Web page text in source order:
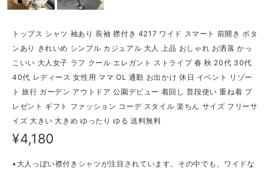
トップス シャツ 袖あり 長袖 襟付き 4217 ワイド スマート 前開き ボタ
ンあり きれいめ シンプル カジュアル 大人 上品 おしゃれ お洒落 かっ
こいい 大人女子 ラフ クール エレガント ストライプ 春 秋 20代 30代
40代 レディース 女性用 ママ OL 通勤 お出かけ 休日 イベント リゾー
ト 旅行 ガーデン アウトドア 公園デビュー 着回し 普段使い 重ね着 プ
レゼント ギフト ファッション コーデ スタイル 楽ちん サイズ フリーサ
イズ 大きい 大きめ ゆったり ゆる 送料無料
¥4,180
▪大人っぽい襟付きシャツが注目されています。その中でも、ワイドな